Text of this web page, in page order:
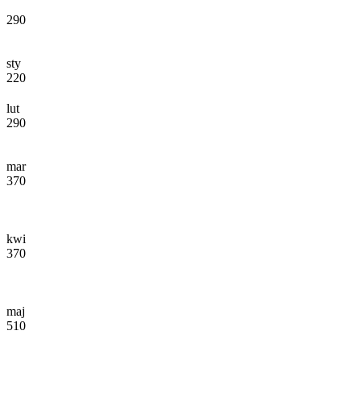
290
sty
220
lut
290
mar
370
kwi
370
maj
510